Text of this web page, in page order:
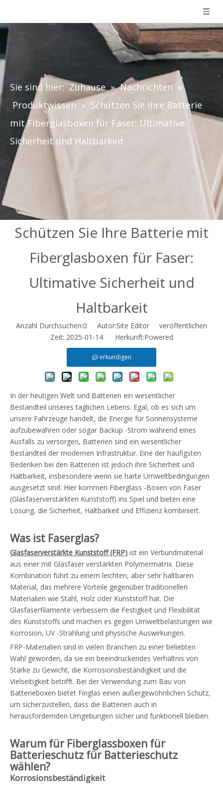
Sie sind hier: Zuhause » Nachrichten »
Produktwissen » Schützen Sie Ihre Batterie
mit Fiberglasboxen für Faser: Ultimative
Sicherheit und Haltbarkeit
Schützen Sie Ihre Batterie mit
Fiberglasboxen für Faser:
Ultimative Sicherheit und
Haltbarkeit
Anzahl Durchsuchen:0 Autor:Site Editor veröffentlichen
Zeit: 2025-01-14 Herkunft:Powered
erkundigen
In der heutigen Welt sind Batterien ein wesentlicher
Bestandteil unseres täglichen Lebens. Egal, ob es sich um
unsere Fahrzeuge handelt, die Energie für Sonnensysteme
aufzubewahren oder sogar Backup -Strom während eines
Ausfalls zu versorgen, Batterien sind ein wesentlicher
Bestandteil der modernen Infrastruktur. Eine der häufigsten
Bedenken bei den Batterien ist jedoch ihre Sicherheit und
Haltbarkeit, insbesondere wenn sie harte Umweltbedingungen
ausgesetzt sind. Hier kommen Fiberglass -Boxen von Faser
(Glasfaserverstärkten Kunststoff) ins Spiel und bieten eine
Lösung, die Sicherheit, Haltbarkeit und Effizienz kombiniert.
Was ist Faserglas?
Glasfaserverstärkte Kunststoff (FRP) ist ein Verbundmaterial
aus einer mit Glasfaser verstärkten Polymermatrix. Diese
Kombination führt zu einem leichten, aber sehr haltbaren
Material, das mehrere Vorteile gegenüber traditionellen
Materialien wie Stahl, Holz oder Kunststoff hat. Die
Glasfaserfilamente verbessern die Festigkeit und Flexibilität
des Kunststoffs und machen es gegen Umweltbelastungen wie
Korrosion, UV -Strahlung und physische Auswirkungen.
FRP-Materialien sind in vielen Branchen zu einer beliebten
Wahl geworden, da sie ein beeindruckendes Verhältnis von
Stärke zu Gewicht, die Korrosionsbeständigkeit und die
Vielseitigkeit betrifft. Bei der Verwendung zum Bau von
Batterieboxen bietet Finglas einen außergewöhnlichen Schutz,
um sicherzustellen, dass die Batterien auch in
herausfordernden Umgebungen sicher und funktionell bleiben.
Warum für Fiberglassboxen für
Batterieschutz für Batterieschutz
wählen?
Korrosionsbeständigkeit